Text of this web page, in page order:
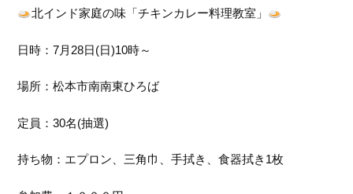
北インド家庭の味「チキンカレー料理教室」
日時：7月28日(日)10時～
場所：松本市南南東ひろば
定員：30名(抽選)
持ち物：エプロン、三角巾、手拭き、食器拭き1枚